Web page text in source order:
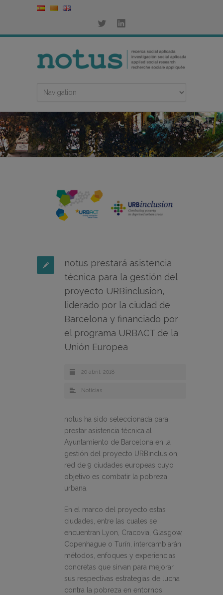
notus prestará asistencia
técnica para la gestión del
proyecto URBinclusion,
liderado por la ciudad de
Barcelona y financiado por
el programa URBACT de la
Unión Europea
20 abril, 2018
Noticias
notus ha sido seleccionada para
prestar asistencia técnica al
Ayuntamiento de Barcelona en la
gestión del proyecto URBinclusion,
red de 9 ciudades europeas cuyo
objetivo es combatir la pobreza
urbana.
En el marco del proyecto estas
ciudades, entre las cuales se
encuentran Lyon, Cracovia, Glasgow,
Copenhague o Turín, intercambiarán
métodos, enfoques y experiencias
concretas que sirvan para mejorar
sus respectivas estrategias de lucha
contra la pobreza en entornos